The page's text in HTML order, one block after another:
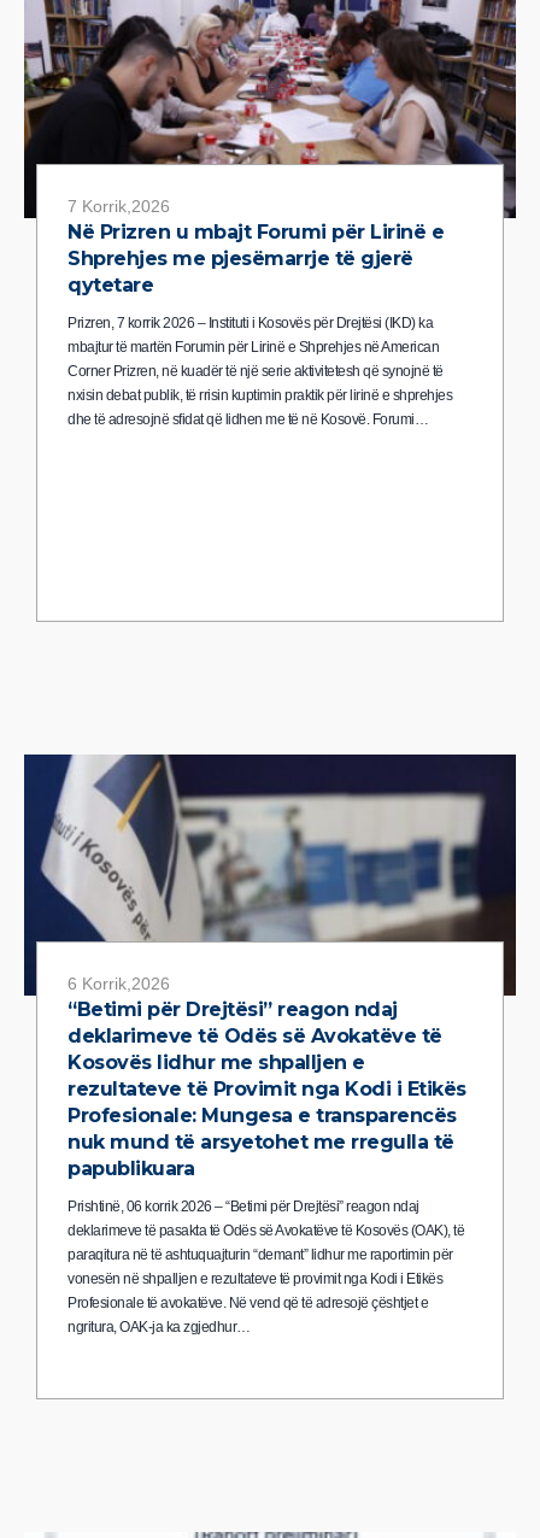
7 Korrik,2026
Në Prizren u mbajt Forumi për Lirinë e
Shprehjes me pjesëmarrje të gjerë
qytetare
Prizren, 7 korrik 2026 – Instituti i Kosovës për Drejtësi (IKD) ka
mbajtur të martën Forumin për Lirinë e Shprehjes në American
Corner Prizren, në kuadër të një serie aktivitetesh që synojnë të
nxisin debat publik, të rrisin kuptimin praktik për lirinë e shprehjes
dhe të adresojnë sfidat që lidhen me të në Kosovë. Forumi…
6 Korrik,2026
“Betimi për Drejtësi” reagon ndaj
deklarimeve të Odës së Avokatëve të
Kosovës lidhur me shpalljen e
rezultateve të Provimit nga Kodi i Etikës
Profesionale: Mungesa e transparencës
nuk mund të arsyetohet me rregulla të
papublikuara
Prishtinë, 06 korrik 2026 – “Betimi për Drejtësi” reagon ndaj
deklarimeve të pasakta të Odës së Avokatëve të Kosovës (OAK), të
paraqitura në të ashtuquajturin “demant” lidhur me raportimin për
vonesën në shpalljen e rezultateve të provimit nga Kodi i Etikës
Profesionale të avokatëve. Në vend që të adresojë çështjet e
ngritura, OAK-ja ka zgjedhur…